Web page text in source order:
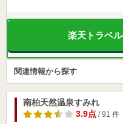
楽天トラベ
関連情報から探す
南柏天然温泉すみれ
3.9点/ 91 件